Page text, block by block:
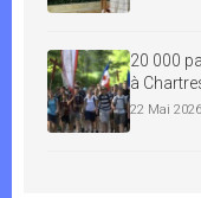
20 000
à
22 Mai 2026